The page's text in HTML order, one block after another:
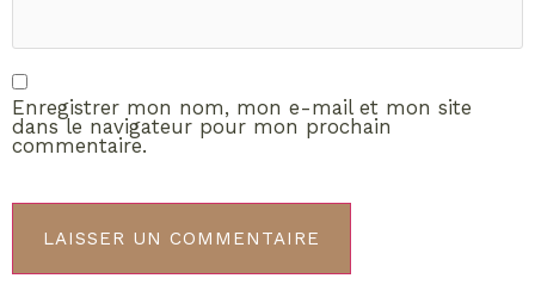
Enregistrer mon nom, mon e-mail et mon site
dans le navigateur pour mon prochain
commentaire.